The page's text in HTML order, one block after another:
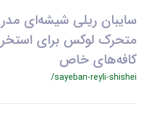
سایبان ریلی شیشه‌ای
متحرک لوکس برای
کافه‌های خاص
/sayeban-reyli-shishei